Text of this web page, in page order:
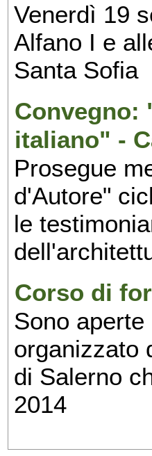
Venerdì 19
Alfano I e
Santa Sofia
Convegno:
italiano" -
Prosegue
d'Autore"
le
Corso di
Sono
organizzato
di Salerno
2014